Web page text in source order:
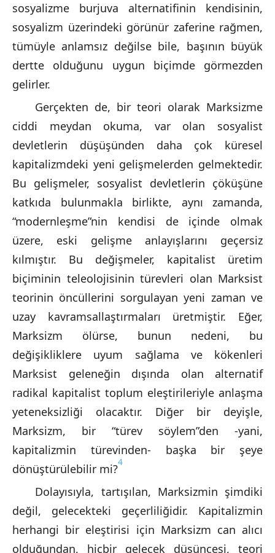
sosyalizme burjuva alternatifinin kendisinin,
sosyalizm üzerindeki görünür zaferine rağmen,
tümüyle anlamsız değilse bile, başının büyük
dertte olduğunu uygun biçimde görmezden
gelirler.
Gerçekten de, bir teori olarak Marksizme
ciddi meydan okuma, var olan sosyalist
devletlerin düşüşünden daha çok küresel
kapitalizmdeki yeni gelişmelerden gelmektedir.
Bu gelişmeler, sosyalist devletlerin çöküşüne
katkıda bulunmakla birlikte, aynı zamanda,
“modernleşme”nin kendisi de içinde olmak
üzere, eski gelişme anlayışlarını geçersiz
kılmıştır. Bu değişmeler, kapitalist üretim
biçiminin teleolojisinin türevleri olan Marksist
teorinin öncüllerini sorgulayan yeni zaman ve
uzay kavramsallaştırmaları üretmiştir. Eğer,
Marksizm ölürse, bunun nedeni, bu
değişikliklere uyum sağlama ve kökenleri
Marksist geleneğin dışında olan alternatif
radikal kapitalist toplum eleştirileriyle anlaşma
yeteneksizliği olacaktır. Diğer bir deyişle,
Marksizm, bir “türev söylem”den -yani,
kapitalizmin türevinden- başka bir şeye
dönüştürülebilir mi?4
Dolayısıyla, tartışılan, Marksizmin şimdiki
değil, gelecekteki geçerliliğidir. Kapitalizmin
herhangi bir eleştirisi için Marksizm can alıcı
olduğundan, hiçbir gelecek düşüncesi, teori